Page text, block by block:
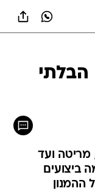
הבלתי
מריטה ועד
ביצועים
ההמנון